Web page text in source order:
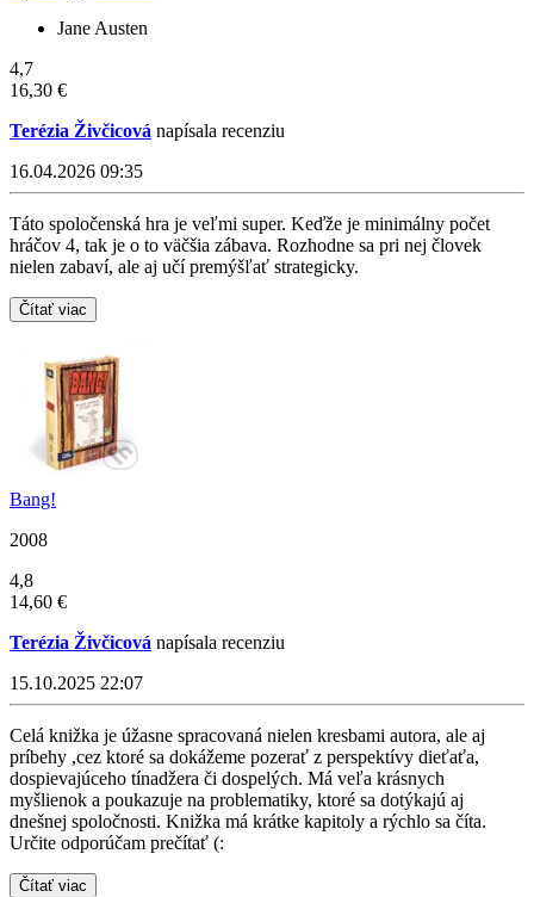
Jane Austen
4,7
16,30 €
Terézia Živčicová napísala recenziu
16.04.2026 09:35
Táto spoločenská hra je veľmi super. Keďže je minimálny počet
hráčov 4, tak je o to väčšia zábava. Rozhodne sa pri nej človek
nielen zabaví, ale aj učí premýšľať strategicky.
Čítať viac
Bang!
2008
4,8
14,60 €
Terézia Živčicová napísala recenziu
15.10.2025 22:07
Celá knižka je úžasne spracovaná nielen kresbami autora, ale aj
príbehy ,cez ktoré sa dokážeme pozerať z perspektívy dieťaťa,
dospievajúceho tínadžera či dospelých. Má veľa krásnych
myšlienok a poukazuje na problematiky, ktoré sa dotýkajú aj
dnešnej spoločnosti. Knižka má krátke kapitoly a rýchlo sa číta.
Určite odporúčam prečítať (:
Čítať viac